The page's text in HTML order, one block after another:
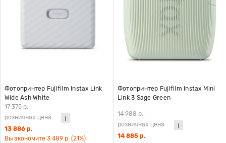
Фотопринтер Fujifilm Instax Link
Wide Ash White
17 375 р. -
розничная цена
13 886 р.
Вы экономите 3 489 р. (21%)
Фотопринтер Fujifilm Instax Mini
Link 3 Sage Green
14 988 р. -
розничная цена
14 885 р.